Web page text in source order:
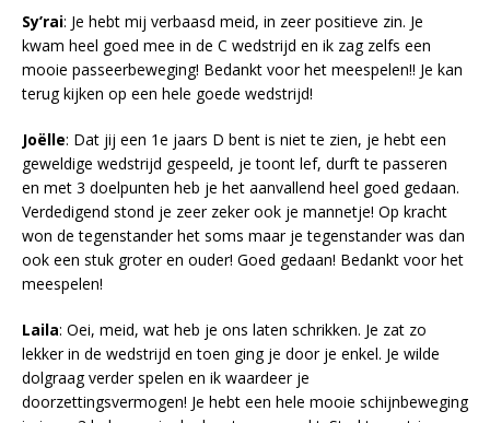
Sy’rai: Je hebt mij verbaasd meid, in zeer positieve zin. Je
kwam heel goed mee in de C wedstrijd en ik zag zelfs een
mooie passeerbeweging! Bedankt voor het meespelen!! Je kan
terug kijken op een hele goede wedstrijd!
Joëlle: Dat jij een 1e jaars D bent is niet te zien, je hebt een
geweldige wedstrijd gespeeld, je toont lef, durft te passeren
en met 3 doelpunten heb je het aanvallend heel goed gedaan.
Verdedigend stond je zeer zeker ook je mannetje! Op kracht
won de tegenstander het soms maar je tegenstander was dan
ook een stuk groter en ouder! Goed gedaan! Bedankt voor het
meespelen!
Laila: Oei, meid, wat heb je ons laten schrikken. Je zat zo
lekker in de wedstrijd en toen ging je door je enkel. Je wilde
dolgraag verder spelen en ik waardeer je
doorzettingsvermogen! Je hebt een hele mooie schijnbeweging